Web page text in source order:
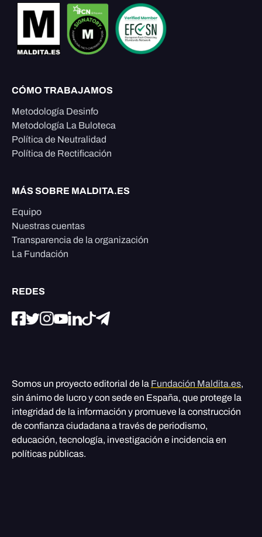
CÓMO TRABAJAMOS
Metodología Desinfo
Metodología La Buloteca
Política de Neutralidad
Política de Rectificación
MÁS SOBRE MALDITA.ES
Equipo
Nuestras cuentas
Transparencia de la organización
La Fundación
REDES
Somos un proyecto editorial de la Fundación Maldita.es,
sin ánimo de lucro y con sede en España, que protege la
integridad de la información y promueve la construcción
de confianza ciudadana a través de periodismo,
educación, tecnología, investigación e incidencia en
políticas públicas.